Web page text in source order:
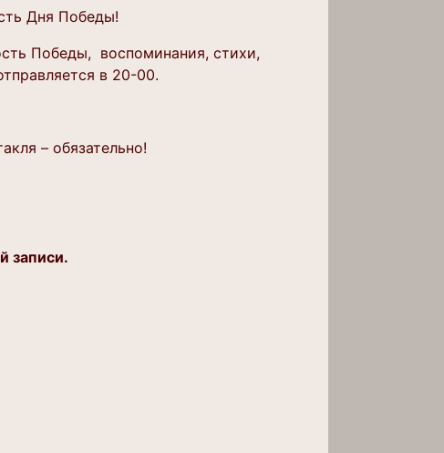
Дня Победы!
Победы, воспоминания, стихи,
в 20-00.
– обязательно!
записи.